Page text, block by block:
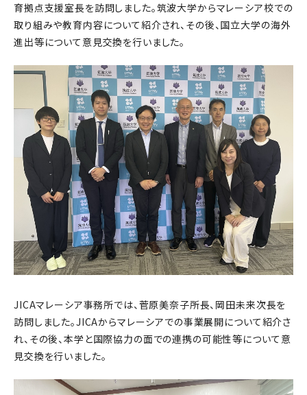
育拠点支援室長を訪問しました。筑波大学からマレーシア校での
取り組みや教育内容について紹介され、その後、国立大学の海外
進出等について意見交換を行いました。
JICAマレーシア事務所では、菅原美奈子所長、岡田未来次長を
訪問しました。JICAからマレーシアでの事業展開について紹介さ
れ、その後、本学と国際協力の面での連携の可能性等について意
見交換を行いました。